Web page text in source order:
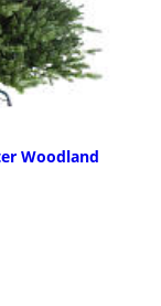
Woodland